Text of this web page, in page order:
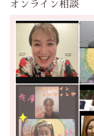
オンライン相談